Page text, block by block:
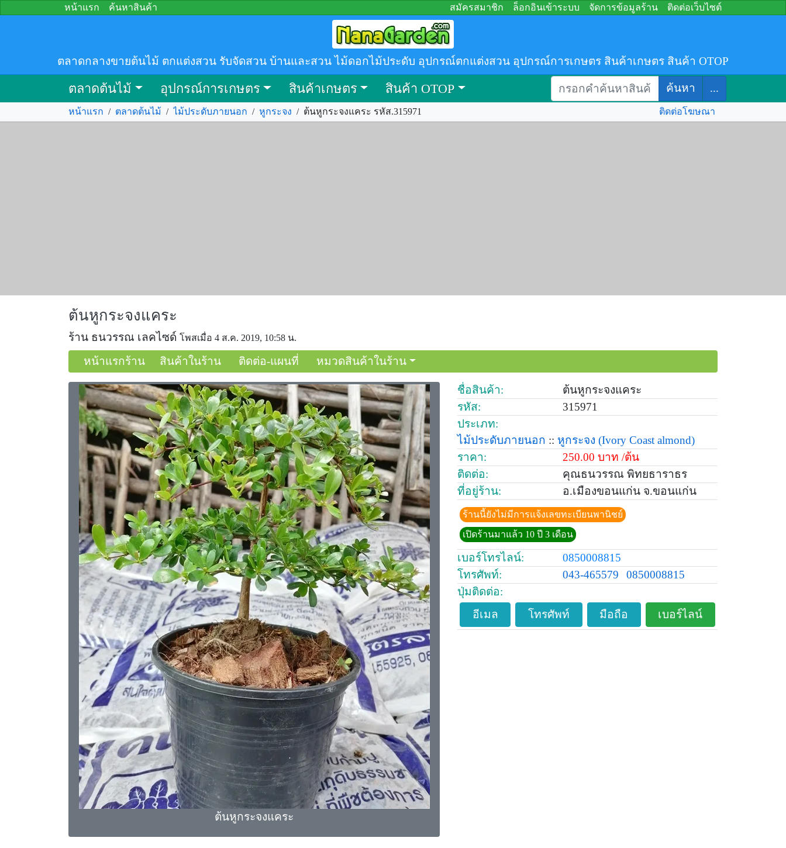
หน้าแรก ค้นหาสินค้า สมัครสมาชิก ล็อกอินเข้าระบบ จัดการข้อมูลร้าน ติดต่อเว็บไซต์
ตลาดกลางขายต้นไม้ ตกแต่งสวน รับจัดสวน บ้านและสวน ไม้ดอกไม้ประดับ อุปกรณ์ตกแต่งสวน อุปกรณ์การเกษตร สินค้าเกษตร สินค้า OTOP
ตลาดต้นไม้ อุปกรณ์การเกษตร สินค้าเกษตร สินค้า OTOP ค้นหา ...
หน้าแรก / ตลาดต้นไม้ / ไม้ประดับภายนอก / หูกระจง / ต้นหูกระจงแคระ รหัส.315971 ติดต่อโฆษณา
ต้นหูกระจงแคระ
ร้าน ธนวรรณ เลคไซด์ โพสเมื่อ 4 ส.ค. 2019, 10:58 น.
หน้าแรกร้าน สินค้าในร้าน ติดต่อ-แผนที่ หมวดสินค้าในร้าน
ต้นหูกระจงแคระ
ชื่อสินค้า:
ต้นหูกระจงแคระ
รหัส:
315971
ประเภท:
ไม้ประดับภายนอก :: หูกระจง (Ivory Coast almond)
ราคา:
250.00 บาท /ต้น
ติดต่อ:
คุณธนวรรณ พิทยธาราธร
ที่อยู่ร้าน:
อ.เมืองขอนแก่น จ.ขอนแก่น
ร้านนี้ยังไม่มีการแจ้งเลขทะเบียนพานิชย์
เปิดร้านมาแล้ว 10 ปี 3 เดือน
เบอร์โทรไลน์:
0850008815
โทรศัพท์:
043-465579
0850008815
ปุ่มติดต่อ:
อีเมล
โทรศัพท์ มือถือ เบอร์ไลน์